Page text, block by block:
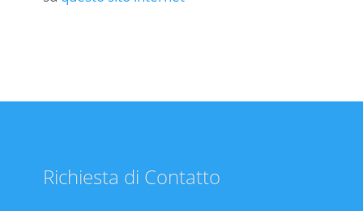
Richiesta di Contatto